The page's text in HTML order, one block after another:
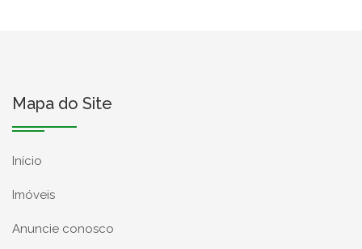
Mapa do Site
Início
Imóveis
Anuncie conosco